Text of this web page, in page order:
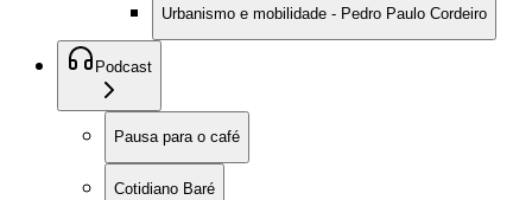
Urbanismo e mobilidade - Pedro Paulo Cordeiro
Podcast
Pausa para o café
Cotidiano Baré